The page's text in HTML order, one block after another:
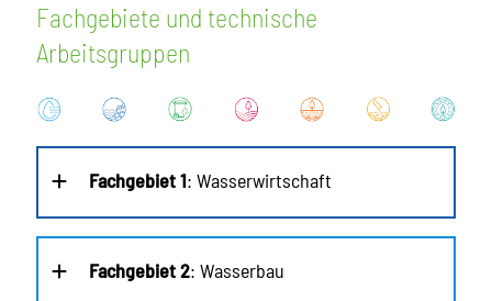
Fachgebiete und technische
Arbeitsgruppen
Fachgebiet 1: Wasserwirtschaft
Fachgebiet 2: Wasserbau